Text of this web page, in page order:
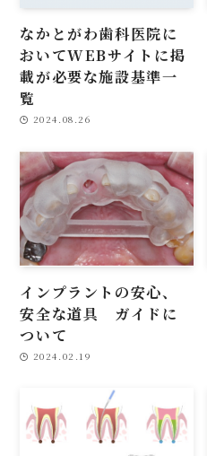
なかとがわ歯科医院に
おいてWEBサイトに掲
載が必要な施設基準一
覧
2024.08.26
インプラントの安心、
安全な道具 ガイドに
ついて
2024.02.19